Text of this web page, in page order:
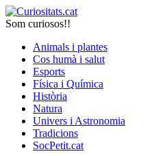
Som curiosos!!
Animals i plantes
Cos humà i salut
Esports
Física i Química
Història
Natura
Univers i Astronomia
Tradicions
SocPetit.cat